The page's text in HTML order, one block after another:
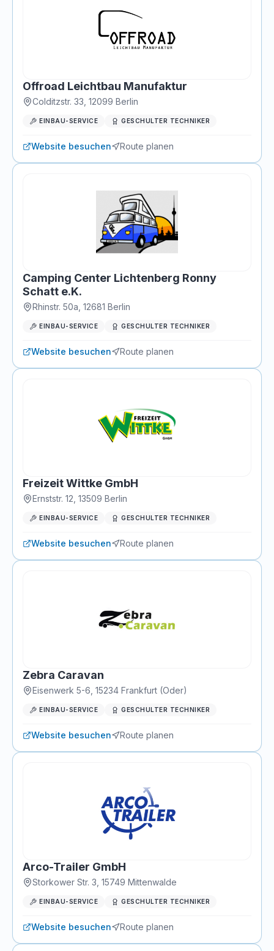
Offroad Leichtbau Manufaktur
Colditzstr. 33 12099 Berlin
EINBAU-SERVICE GESCHULTER TECHNIKER
Website besuchen Route planen
Camping Center Lichtenberg Ronny
Schatt e.K.
Rhinstr. 50a 12681 Berlin
EINBAU-SERVICE GESCHULTER TECHNIKER
Website besuchen Route planen
Freizeit Wittke GmbH
Ernststr. 12 13509 Berlin
EINBAU-SERVICE GESCHULTER TECHNIKER
Website besuchen Route planen
Zebra Caravan
Eisenwerk 5-6 15234 Frankfurt (Oder)
EINBAU-SERVICE GESCHULTER TECHNIKER
Website besuchen Route planen
Arco-Trailer GmbH
Storkower Str. 3 15749 Mittenwalde
EINBAU-SERVICE GESCHULTER TECHNIKER
Website besuchen Route planen